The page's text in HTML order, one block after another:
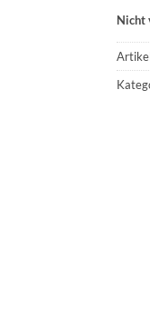
Nicht